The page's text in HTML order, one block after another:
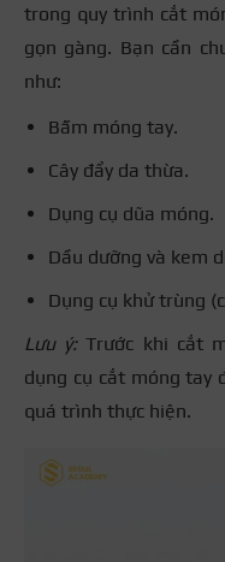
trong quy trình cắt
gọn gàng. Bạn cần
như:
Bấm móng tay.
Cây đẩy da thừa.
Dụng cụ dũa móng.
Dầu dưỡng và kem
Dụng cụ khử trùng
Lưu ý:Trước khi cắt
dụng cụ cắt móng tay
quá trình thực hiện.